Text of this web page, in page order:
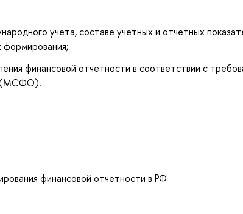
учета, составе учетных и отчетных
формирования;
финансовой отчетности в соответствии с
(МСФО).
финансовой отчетности в РФ